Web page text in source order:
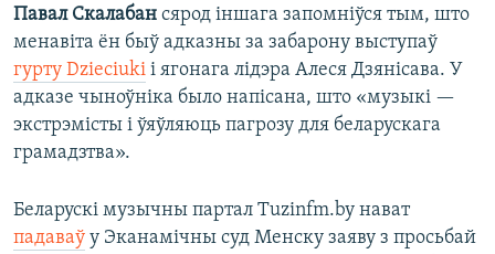
Павал Скалабан сярод іншага запомніўся тым, што
менавіта ён быў адказны за забарону выступаў
гурту Dzieciuki і ягонага лідэра Алеся Дзянісава. У
адказе чыноўніка было напісана, што «музыкі —
экстрэмісты і ўяўляюць пагрозу для беларускага
грамадзтва».
Беларускі музычны партал Tuzinfm.by нават
падаваў у Эканамічны суд Менску заяву з просьбай